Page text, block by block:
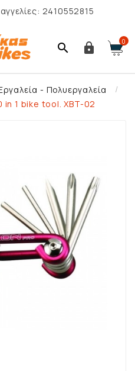
2410552815
  0
- Πολυεργαλεία
in 1 bike tool. XBT-02